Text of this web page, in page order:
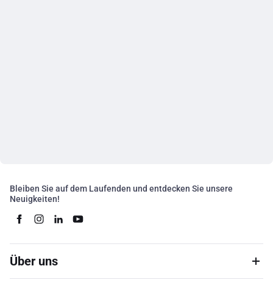
Bleiben Sie auf dem Laufenden und entdecken Sie unsere
Neuigkeiten!
Über uns